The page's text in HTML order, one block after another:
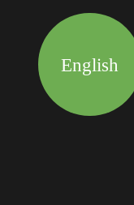
English